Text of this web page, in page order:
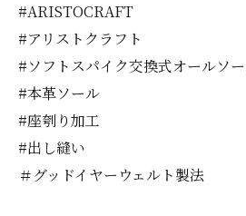
#ARISTOCRAFT
#アリストクラフト
#ソフトスパイク交換式オールソ
#本革ソール
#座刳り加工
#出し縫い
＃グッドイヤーウェルト製法